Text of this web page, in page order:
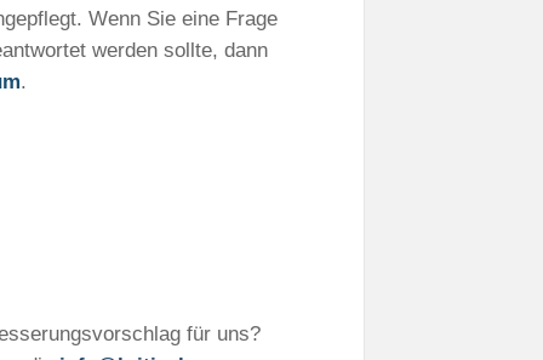
Wenn Sie eine Frage
werden sollte, dann
.
für uns?